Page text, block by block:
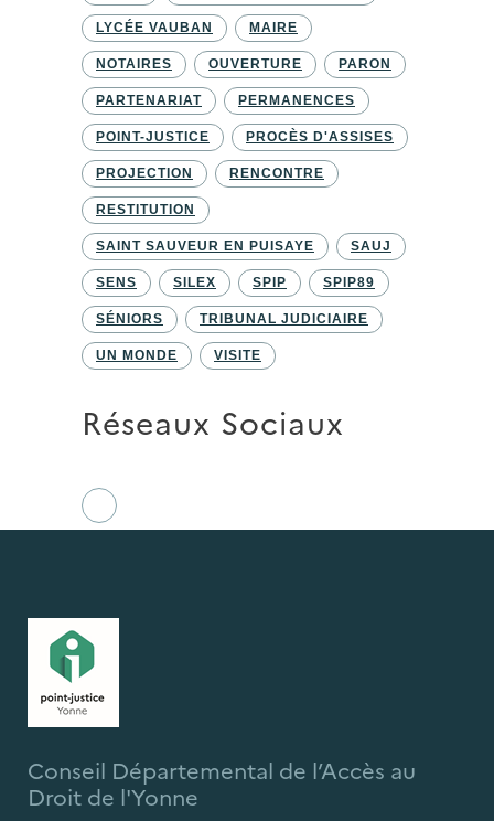
LYCÉE VAUBAN MAIRE
NOTAIRES OUVERTURE PARON
PARTENARIAT PERMANENCES
POINT-JUSTICE PROCÈS D'ASSISES
PROJECTION RENCONTRE
RESTITUTION
SAINT SAUVEUR EN PUISAYE SAUJ
SENS SILEX SPIP SPIP89
SÉNIORS TRIBUNAL JUDICIAIRE
UN MONDE VISITE
Réseaux Sociaux
Conseil Départemental de l’Accès au
Droit de l'Yonne